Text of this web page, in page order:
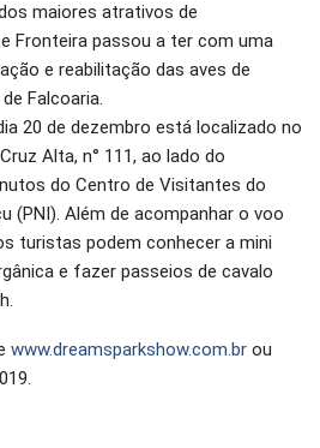
maiores atrativos de
Fronteira passou a ter com uma
e reabilitação das aves de
Falcoaria.
20 de dezembro está localizado no
Alta, n° 111, ao lado do
do Centro de Visitantes do
(PNI). Além de acompanhar o voo
turistas podem conhecer a mini
e fazer passeios de cavalo
www.dreamsparkshow.com.br ou